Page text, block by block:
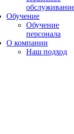
Обучение
Обучение
персонала
О компании
Наш подход